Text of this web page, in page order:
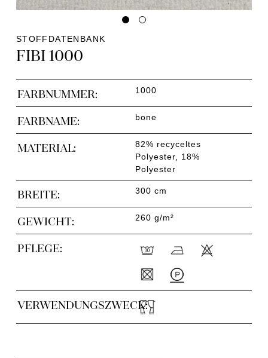
STOFFDATENBANK
FIBI 1000
FARBNUMMER: 1000
FARBNAME: bone
MATERIAL:
82% recyceltes
Polyester, 18%
Polyester
BREITE: 300 cm
GEWICHT: 260 g/m²
PFLEGE:
VERWENDUNGSZWECK: